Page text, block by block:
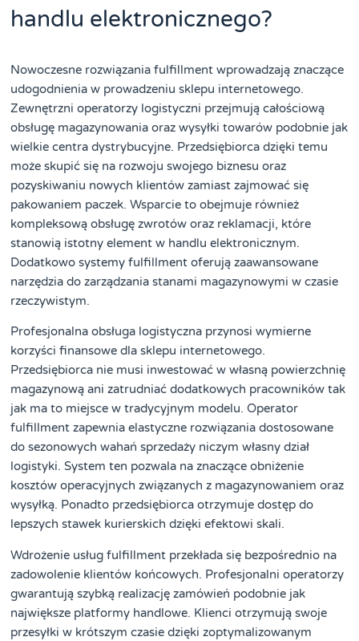
handlu elektronicznego?
Nowoczesne rozwiązania fulfillment wprowadzają znaczące
udogodnienia w prowadzeniu sklepu internetowego.
Zewnętrzni operatorzy logistyczni przejmują całościową
obsługę magazynowania oraz wysyłki towarów podobnie jak
wielkie centra dystrybucyjne. Przedsiębiorca dzięki temu
może skupić się na rozwoju swojego biznesu oraz
pozyskiwaniu nowych klientów zamiast zajmować się
pakowaniem paczek. Wsparcie to obejmuje również
kompleksową obsługę zwrotów oraz reklamacji, które
stanowią istotny element w handlu elektronicznym.
Dodatkowo systemy fulfillment oferują zaawansowane
narzędzia do zarządzania stanami magazynowymi w czasie
rzeczywistym.
Profesjonalna obsługa logistyczna przynosi wymierne
korzyści finansowe dla sklepu internetowego.
Przedsiębiorca nie musi inwestować w własną powierzchnię
magazynową ani zatrudniać dodatkowych pracowników tak
jak ma to miejsce w tradycyjnym modelu. Operator
fulfillment zapewnia elastyczne rozwiązania dostosowane
do sezonowych wahań sprzedaży niczym własny dział
logistyki. System ten pozwala na znaczące obniżenie
kosztów operacyjnych związanych z magazynowaniem oraz
wysyłką. Ponadto przedsiębiorca otrzymuje dostęp do
lepszych stawek kurierskich dzięki efektowi skali.
Wdrożenie usług fulfillment przekłada się bezpośrednio na
zadowolenie klientów końcowych. Profesjonalni operatorzy
gwarantują szybką realizację zamówień podobnie jak
największe platformy handlowe. Klienci otrzymują swoje
przesyłki w krótszym czasie dzięki zoptymalizowanym